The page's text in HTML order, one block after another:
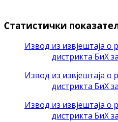
Статистички
Извод из извјештаја о
дистрикта БиХ
Извод из извјештаја о
дистрикта БиХ
Извод из извјештаја о
дистрикта БиХ